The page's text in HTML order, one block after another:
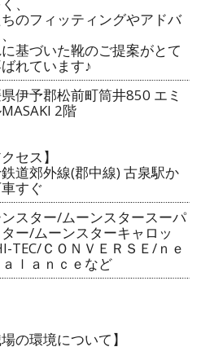
、
のフィッティングやアドバ
基づいた靴のご提案がとて
れています♪
伊予郡松前町筒井850 エミ
2階
クセス】
道郊外線(郡中線) 古泉駅か
すぐ
スター/ムーンスタースーパ
ー/ムーンスターキャロッ
TEC/ＣＯＮＶＥＲＳＥ/ｎｅ
ｌａｎｃｅなど
場の環境について】